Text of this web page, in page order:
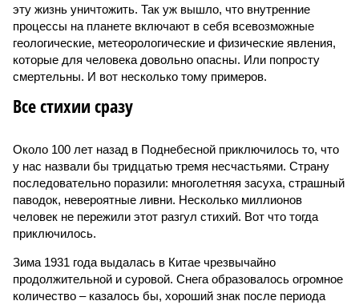
эту жизнь уничтожить. Так уж вышло, что внутренние
процессы на планете включают в себя всевозможные
геологические, метеорологические и физические явления,
которые для человека довольно опасны. Или попросту
смертельны. И вот несколько тому примеров.
Все стихии сразу
Около 100 лет назад в Поднебесной приключилось то, что
у нас назвали бы тридцатью тремя несчастьями. Страну
последовательно поразили: многолетняя засуха, страшный
паводок, невероятные ливни. Несколько миллионов
человек не пережили этот разгул стихий. Вот что тогда
приключилось.
Зима 1931 года выдалась в Китае чрезвычайно
продолжительной и суровой. Снега образовалось огромное
количество – казалось бы, хороший знак после периода